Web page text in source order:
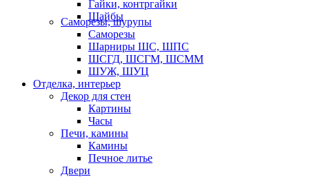
Гайки, контргайки
Шайбы
Саморезы, шурупы
Саморезы
Шарниры ШС, ШПС
ШСГД, ШСГМ, ШСММ
ШУЖ, ШУЦ
Отделка, интерьер
Декор для стен
Картины
Часы
Печи, камины
Камины
Печное литье
Двери